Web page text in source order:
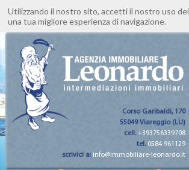
Utilizzando il nostro sito, accetti il nostro uso dei
una tua migliore esperienza di navigazione.
Corso Garibaldi, 170
55049 Viareggio (LU)
cell.+393756339708
tel. 0584 961129
scrivici a: info@immobiliare-leonardo.it